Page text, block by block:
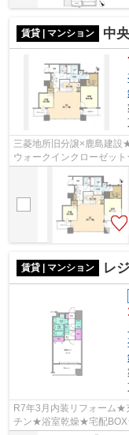
賃貸 | マンション 中
三菱地所旧分譲×鹿島建設
ウォークインクローゼッ
賃貸 | マンション レ
R7年3月内装リフォーム
チン★浴室乾燥★宅配